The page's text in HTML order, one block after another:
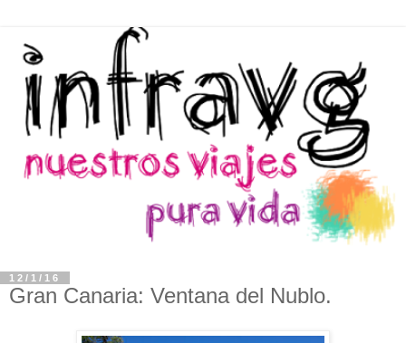
12/1/16
Gran Canaria: Ventana del Nublo.